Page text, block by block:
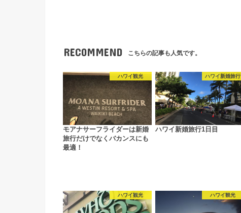
RECOMMEND こちらの記事も人気です。
ハワイ観光
モアナサーフライダーは新婚
旅行だけでなくバカンスにも
最適！
ハワイ新婚旅行
ハワイ新婚旅行1日目
ハワイ観光 ハワイ観光